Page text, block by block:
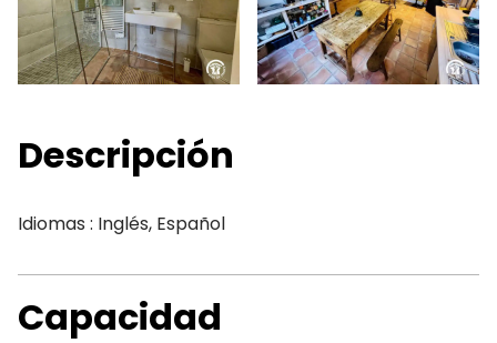
Descripción
Idiomas : Inglés, Español
Capacidad